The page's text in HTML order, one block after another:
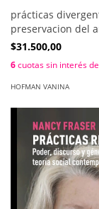
prácticas
preservacion del
medios / Vanina
$31.500,00
6cuotas sin interés de
HOFMAN VANINA